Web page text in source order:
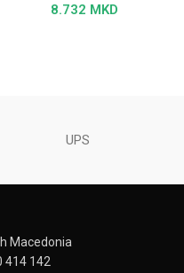
8.732 MKD
UPS
Macedonia
414 142